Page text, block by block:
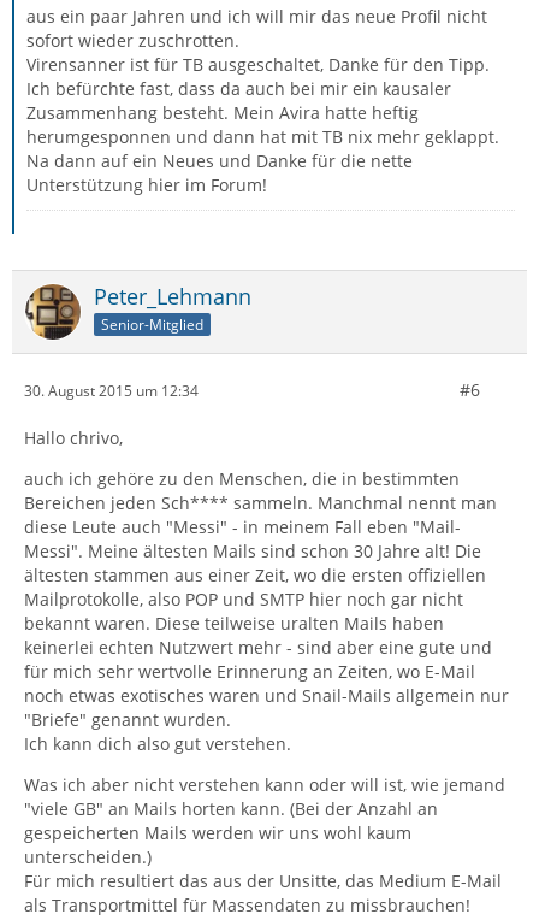
aus ein paar Jahren und ich will mir das neue Profil nicht
sofort wieder zuschrotten.
Virensanner ist für TB ausgeschaltet, Danke für den Tipp.
Ich befürchte fast, dass da auch bei mir ein kausaler
Zusammenhang besteht. Mein Avira hatte heftig
herumgesponnen und dann hat mit TB nix mehr geklappt.
Na dann auf ein Neues und Danke für die nette
Unterstützung hier im Forum!
Peter_Lehmann
Senior-Mitglied
30. August 2015 um 12:34 #6
Hallo chrivo,
auch ich gehöre zu den Menschen, die in bestimmten
Bereichen jeden Sch**** sammeln. Manchmal nennt man
diese Leute auch "Messi" - in meinem Fall eben "Mail-
Messi". Meine ältesten Mails sind schon 30 Jahre alt! Die
ältesten stammen aus einer Zeit, wo die ersten offiziellen
Mailprotokolle, also POP und SMTP hier noch gar nicht
bekannt waren. Diese teilweise uralten Mails haben
keinerlei echten Nutzwert mehr - sind aber eine gute und
für mich sehr wertvolle Erinnerung an Zeiten, wo E-Mail
noch etwas exotisches waren und Snail-Mails allgemein nur
"Briefe" genannt wurden.
Ich kann dich also gut verstehen.
Was ich aber nicht verstehen kann oder will ist, wie jemand
"viele GB" an Mails horten kann. (Bei der Anzahl an
gespeicherten Mails werden wir uns wohl kaum
unterscheiden.)
Für mich resultiert das aus der Unsitte, das Medium E-Mail
als Transportmittel für Massendaten zu missbrauchen!